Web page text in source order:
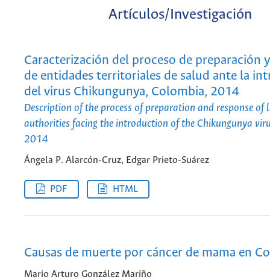
Artículos/Investigación
Caracterización del proceso de preparación
de entidades territoriales de salud ante la
del virus Chikungunya, Colombia, 2014
Description of the process of preparation and response of
authorities facing the introduction of the Chikungunya
2014
Ángela P. Alarcón-Cruz, Edgar Prieto-Suárez
PDF HTML
Causas de muerte por cáncer de mama en
Mario Arturo González Mariño